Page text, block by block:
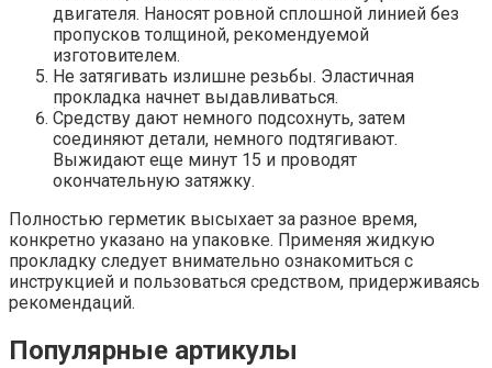
двигателя. Наносят ровной сплошной линией без
пропусков толщиной, рекомендуемой
изготовителем.
Не затягивать излишне резьбы. Эластичная
прокладка начнет выдавливаться.
Средству дают немного подсохнуть, затем
соединяют детали, немного подтягивают.
Выжидают еще минут 15 и проводят
окончательную затяжку.
Полностью герметик высыхает за разное время,
конкретно указано на упаковке. Применяя жидкую
прокладку следует внимательно ознакомиться с
инструкцией и пользоваться средством, придерживаясь
рекомендаций.
Популярные артикулы